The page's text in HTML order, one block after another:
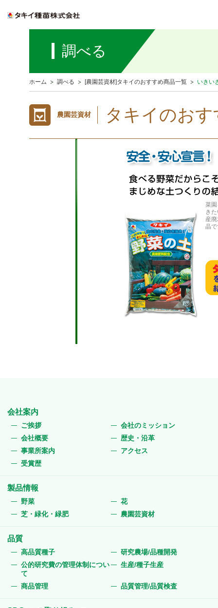
調べる
ホーム 調べる [農園芸資材]タキイのおすすめ商品一覧 いきい
農園芸資材 タキイのお
菜
き
産
晶
会社案内
ご挨拶
会社のミッション
会社概要
歴史・沿革
事業所案内
アクセス
受賞歴
製品情報
野菜
花
芝・緑化・緑肥
農園芸資材
品質
高品質種子
研究農場/品種開発
公的研究費の管理体制につい
て
生産/種子生産
商品管理 品質管理/品質検査